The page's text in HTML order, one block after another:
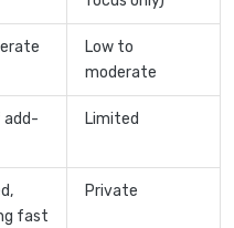
Low to
moderate
add-
Limited
fast
Private